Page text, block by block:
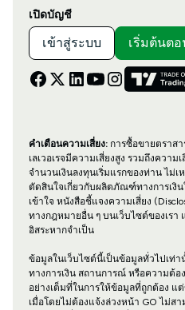
เปิดบัญชี
เข้าสู่ระบบ เริ่มต้นต
คำเตือนความเสี่ยง:การซื้อขายตราส
เลเวอเรจมีความเสี่ยงสูง รวมถึงควา
จำนวนเงินลงทุนเริ่มแรกของท่าน ไม่
ตัดสินใจเกี่ยวกับผลิตภัณฑ์ทางการเงิ
เข้าใจ หนังสือชี้แจงความเสี่ยง
ทางกฎหมายอื่น ๆ บนเว็บไซต์ของเร
อิสระหากจำเป็น
ข้อมูลในเว็บไซต์นี้เป็นข้อมูลทั่วไปเท่
ทางการเงิน สถานการณ์ หรือความต้อ
อย่างเต็มที่ในการให้ข้อมูลที่ถูกต้อง แ
เมื่อโดยไม่ต้องแจ้งล่วงหน้า GO ไม่ส